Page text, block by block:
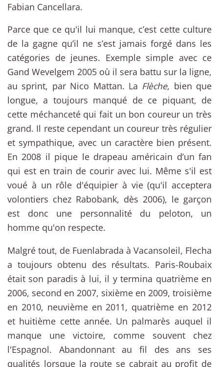
Fabian Cancellara.
Parce que ce qu'il lui manque, c’est cette culture
de la gagne qu’il ne s’est jamais forgé dans les
catégories de jeunes. Exemple simple avec ce
Gand Wevelgem 2005 où il sera battu sur la ligne,
au sprint, par Nico Mattan. La Flèche, bien que
longue, a toujours manqué de ce piquant, de
cette méchanceté qui fait un bon coureur un très
grand. Il reste cependant un coureur très régulier
et sympathique, avec un caractère bien présent.
En 2008 il pique le drapeau américain d’un fan
qui est en train de courir avec lui. Même s'il est
voué à un rôle d'équipier à vie (qu'il acceptera
volontiers chez Rabobank, dès 2006), le garçon
est donc une personnalité du peloton, un
homme qu'on respecte.
Malgré tout, de Fuenlabrada à Vacansoleil, Flecha
a toujours obtenu des résultats. Paris-Roubaix
était son paradis à lui, il y termina quatrième en
2006, second en 2007, sixième en 2009, troisième
en 2010, neuvième en 2011, quatrième en 2012
et huitième cette année. Un palmarès auquel il
manque une victoire, comme souvent chez
l'Espagnol. Abandonnant au fil des ans ses
qualités lorsque la route se cabrait au profit de